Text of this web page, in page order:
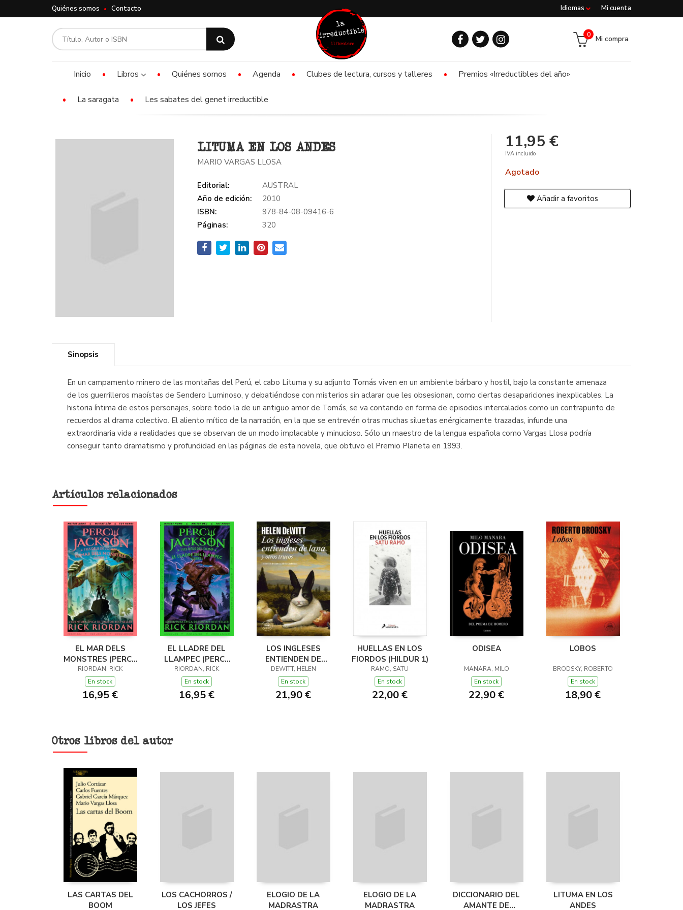
Mi cuenta
Idiomas
Quiénes somos Contacto
Mi compra
0
Inicio Libros Quiénes somos Agenda Clubes de lectura, cursos y talleres Premios «Irreductibles del año»
La saragata Les sabates del genet irreductible
LITUMA EN LOS ANDES
MARIO VARGAS LLOSA
Editorial:
AUSTRAL
Año de edición:
2010
ISBN:
978-84-08-09416-6
Páginas:
320
11,95 €
IVA incluido
Agotado
Añadir a favoritos
Sinopsis
En un campamento minero de las montañas del Perú, el cabo Lituma y su adjunto Tomás viven en un ambiente bárbaro y hostil, bajo la constante amenaza
de los guerrilleros maoístas de Sendero Luminoso, y debatiéndose con misterios sin aclarar que les obsesionan, como ciertas desapariciones inexplicables. La
historia íntima de estos personajes, sobre todo la de un antiguo amor de Tomás, se va contando en forma de episodios intercalados como un contrapunto de
recuerdos al drama colectivo. El aliento mítico de la narración, en la que se entrevén otras muchas siluetas enérgicamente trazadas, infunde una
extraordinaria vida a realidades que se observan de un modo implacable y minucioso. Sólo un maestro de la lengua española como Vargas Llosa podría
conseguir tanto dramatismo y profundidad en las páginas de esta novela, que obtuvo el Premio Planeta en 1993.
Artículos relacionados
EL MAR DELS
MONSTRES (PERCY
JACKSON I ELS
DÉUS DE L'OLIMP 2)
RIORDAN, RICK
En stock
16,95 €
EL LLADRE DEL
LLAMPEC (PERCY
JACKSON I ELS
DÉUS DE L'OLIMP 1)
RIORDAN, RICK
En stock
16,95 €
LOS INGLESES
ENTIENDEN DE
LANA (Y OTROS
TRUCOS)
DEWITT, HELEN
En stock
21,90 €
HUELLAS EN LOS
FIORDOS (HILDUR 1)
RAMO, SATU
En stock
22,00 €
ODISEA
MANARA, MILO
En stock
22,90 €
LOBOS
BRODSKY, ROBERTO
En stock
18,90 €
Otros libros del autor
LAS CARTAS DEL
BOOM
LOS CACHORROS /
LOS JEFES
ELOGIO DE LA
MADRASTRA
ELOGIO DE LA
MADRASTRA
DICCIONARIO DEL
AMANTE DE
LITUMA EN LOS
ANDES